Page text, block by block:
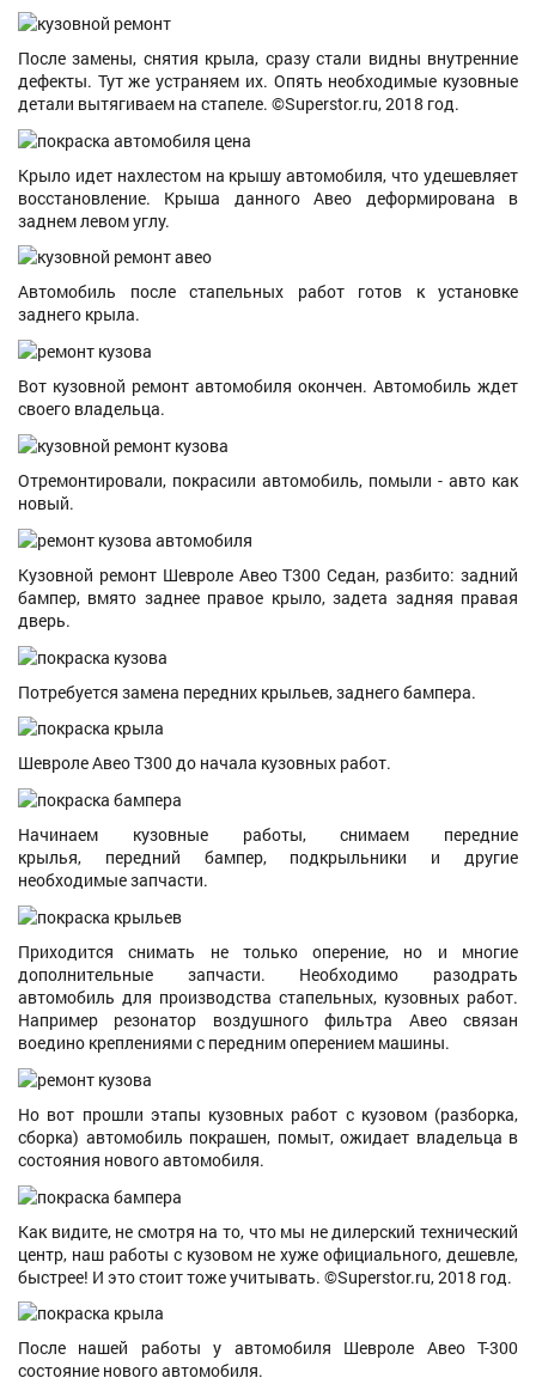
После замены, снятия крыла, сразу стали видны внутренние
дефекты. Тут же устраняем их. Опять необходимые кузовные
детали вытягиваем на стапеле. ©Superstor.ru, 2018 год.
Крыло идет нахлестом на крышу автомобиля, что удешевляет
восстановление. Крыша данного Авео деформирована в
заднем левом углу.
Автомобиль после стапельных работ готов к установке
заднего крыла.
Вот кузовной ремонт автомобиля окончен. Автомобиль ждет
своего владельца.
Отремонтировали, покрасили автомобиль, помыли - авто как
новый.
Кузовной ремонт Шевроле Авео Т300 Седан, разбито: задний
бампер, вмято заднее правое крыло, задета задняя правая
дверь.
Потребуется замена передних крыльев, заднего бампера.
Шевроле Авео T300 до начала кузовных работ.
Начинаем кузовные работы, снимаем передние
крылья, передний бампер, подкрыльники и другие
необходимые запчасти.
Приходится снимать не только оперение, но и многие
дополнительные запчасти. Необходимо разодрать
автомобиль для производства стапельных, кузовных работ.
Например резонатор воздушного фильтра Авео связан
воедино креплениями с передним оперением машины.
Но вот прошли этапы кузовных работ с кузовом (разборка,
сборка) автомобиль покрашен, помыт, ожидает владельца в
состояния нового автомобиля.
Как видите, не смотря на то, что мы не дилерский технический
центр, наш работы с кузовом не хуже официального, дешевле,
быстрее! И это стоит тоже учитывать. ©Superstor.ru, 2018 год.
После нашей работы у автомобиля Шевроле Авео Т-300
состояние нового автомобиля.